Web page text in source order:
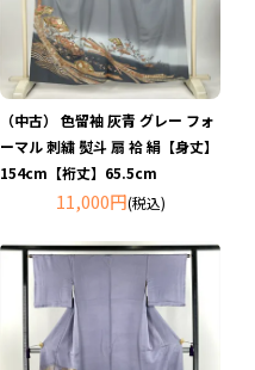
（中古） 色留袖 灰青 グレー フォ
ーマル 刺繍 熨斗 扇 袷 絹【身丈】
154cm【裄丈】65.5cm
11,000円(税込)